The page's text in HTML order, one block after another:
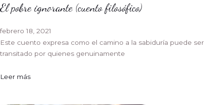
El pobre ignorante (cuento filosófico)
febrero 18, 2021
Este cuento expresa como el camino a la sabiduría puede ser
transitado por quienes genuinamente
Leer más